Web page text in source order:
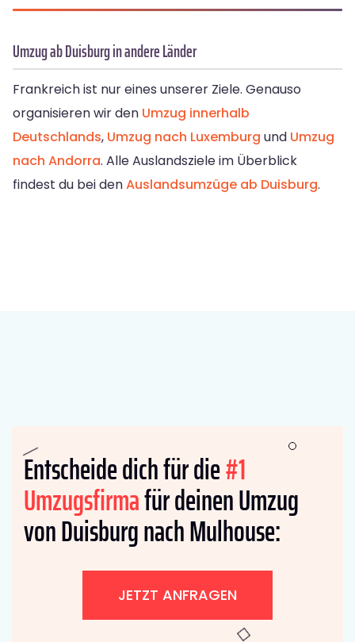
Umzug ab Duisburg in andere Länder
Frankreich ist nur eines unserer Ziele. Genauso
organisieren wir den Umzug innerhalb
Deutschlands, Umzug nach Luxemburg und Umzug
nach Andorra. Alle Auslandsziele im Überblick
findest du bei denAuslandsumzüge ab Duisburg.
Entscheide dich für die#1
Umzugsfirmafür deinen Umzug
von Duisburg nach Mulhouse:
JETZT ANFRAGEN